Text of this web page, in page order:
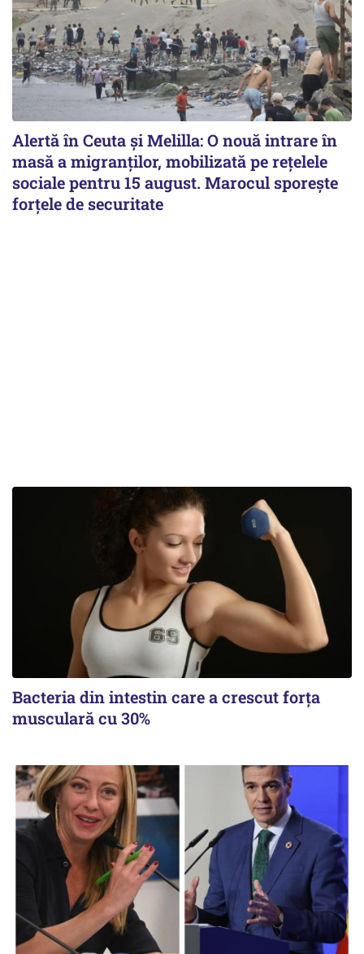
Alertă în Ceuta și Melilla: O nouă intrare în
masă a migranților, mobilizată pe rețelele
sociale pentru 15 august. Marocul sporește
forțele de securitate
Bacteria din intestin care a crescut forța
musculară cu 30%